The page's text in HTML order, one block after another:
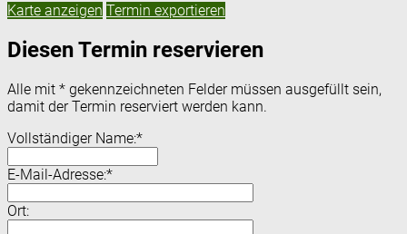
Karte anzeigen Termin exportieren
Diesen Termin reservieren
Alle mit * gekennzeichneten Felder müssen ausgefüllt sein,
damit der Termin reserviert werden kann.
Vollständiger Name:*
E-Mail-Adresse:*
Ort: